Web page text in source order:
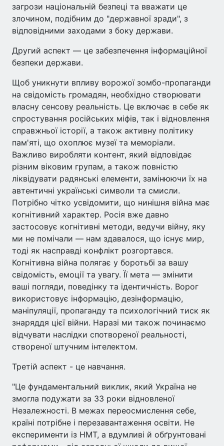
загрози національній безпеці та вважати це
злочином, подібним до "державної зради", з
відповідними заходами з боку держави.
Другий аспект — це забезпечення інформаційної
безпеки держави.
Щоб уникнути впливу ворожої зомбо-пропаганди
на свідомість громадян, необхідно створювати
власну сенсову реальність. Це включає в себе як
спростування російських міфів, так і відновлення
справжньої історії, а також активну політику
пам'яті, що охоплює музеї та меморіали.
Важливо виробляти контент, який відповідає
різним віковим групам, а також повністю
ліквідувати радянські елементи, замінюючи їх на
автентичні українські символи та смисли.
Потрібно чітко усвідомити, що нинішня війна має
когнітивний характер. Росія вже давно
застосовує когнітивні методи, ведучи війну, яку
ми не помічали — нам здавалося, що існує мир,
тоді як насправді конфлікт розгортався.
Когнітивна війна полягає у боротьбі за вашу
свідомість, емоції та увагу. Її мета — змінити
ваші погляди, поведінку та ідентичність. Ворог
використовує інформацію, дезінформацію,
маніпуляції, пропаганду та психологічний тиск як
знаряддя цієї війни. Наразі ми також починаємо
відчувати наслідки спотвореної реальності,
створеної штучним інтелектом.
Третій аспект - це навчання.
"Це фундаментальний виклик, який Україна не
змогла подужати за 33 роки відновленої
Незалежності. В межах переосмислення себе,
країні потрібне і перезавантаження освіти. Не
експерименти із НМТ, а вдумливі й обґрунтовані